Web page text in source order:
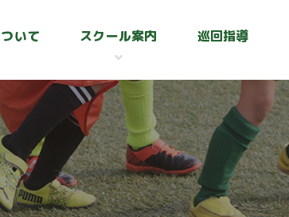
いて スクール案内 巡回指導